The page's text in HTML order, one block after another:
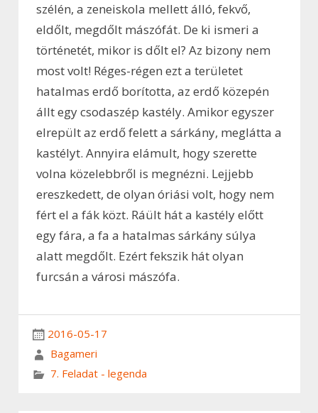
szélén, a zeneiskola mellett álló, fekvő,
eldőlt, megdőlt mászófát. De ki ismeri a
történetét, mikor is dőlt el? Az bizony nem
most volt! Réges-régen ezt a területet
hatalmas erdő borította, az erdő közepén
állt egy csodaszép kastély. Amikor egyszer
elrepült az erdő felett a sárkány, meglátta a
kastélyt. Annyira elámult, hogy szerette
volna közelebbről is megnézni. Lejjebb
ereszkedett, de olyan óriási volt, hogy nem
fért el a fák közt. Ráült hát a kastély előtt
egy fára, a fa a hatalmas sárkány súlya
alatt megdőlt. Ezért fekszik hát olyan
furcsán a városi mászófa.
2016-05-17
Bagameri
7. Feladat - legenda